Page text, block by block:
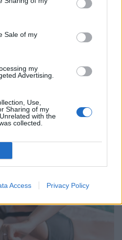
Sale of my
my
Advertising.
Use,
Sharing of my
with the
collected.
Access Privacy Policy
Η τρυφερή
του που τράβηξε η